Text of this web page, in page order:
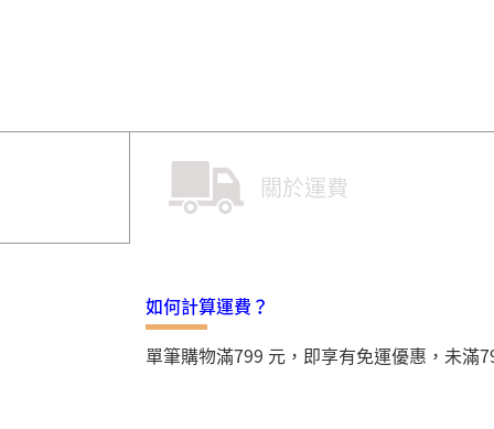
關於運費
如何計算運費？
單筆購物滿799 元，即享有免運優惠，未滿